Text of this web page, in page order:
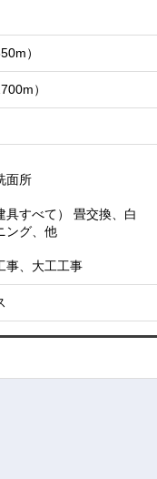
）
）
面所
具すべて） 畳交換、白
ング、他
事、大工工事